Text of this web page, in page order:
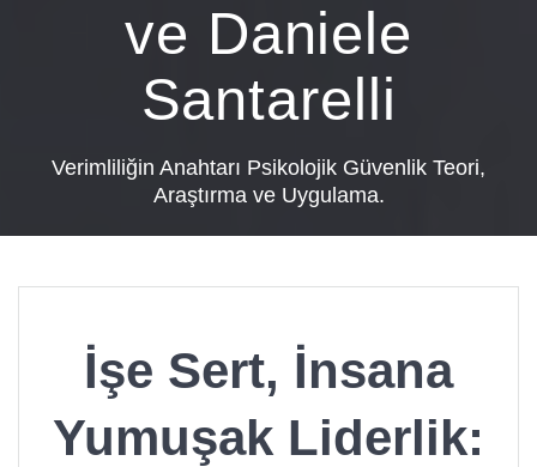
ve Daniele
Santarelli
Verimliliğin Anahtarı Psikolojik Güvenlik Teori,
Araştırma ve Uygulama.
İşe Sert, İnsana
Yumuşak Liderlik: